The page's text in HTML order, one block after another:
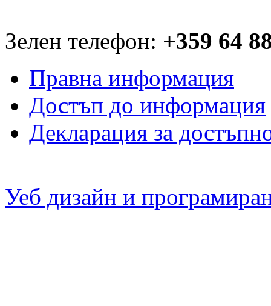
Зелен телефон: +359 64
Правна информация
Достъп до информация
Декларация за
Уеб дизайн и